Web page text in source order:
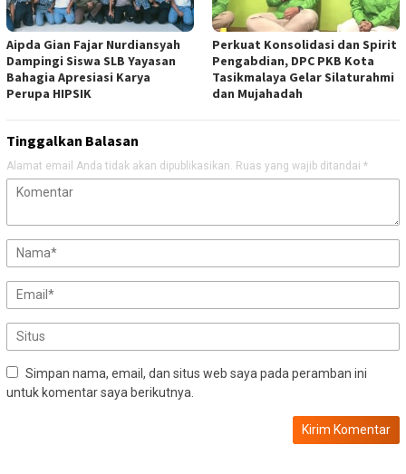
Aipda Gian Fajar Nurdiansyah
Dampingi Siswa SLB Yayasan
Bahagia Apresiasi Karya
Perupa HIPSIK
Perkuat Konsolidasi dan Spirit
Pengabdian, DPC PKB Kota
Tasikmalaya Gelar Silaturahmi
dan Mujahadah
Tinggalkan Balasan
Alamat email Anda tidak akan dipublikasikan. Ruas yang wajib ditandai *
Simpan nama, email, dan situs web saya pada peramban ini
untuk komentar saya berikutnya.